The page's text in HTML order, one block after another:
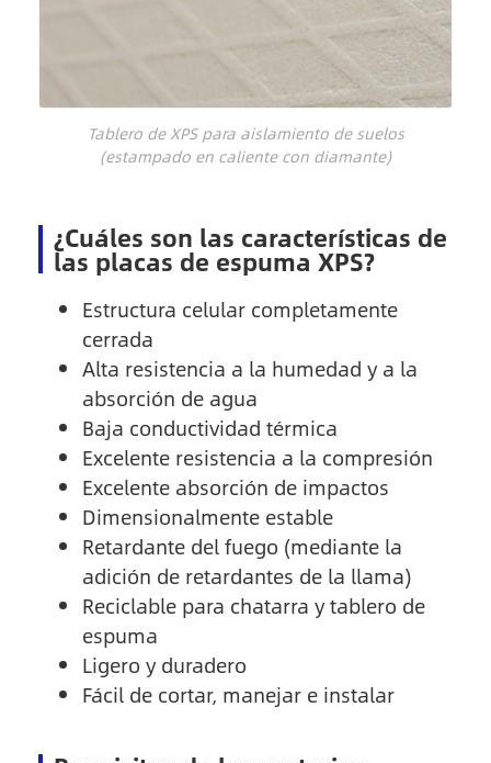
Tablero de XPS para aislamiento de suelos
(estampado en caliente con diamante)
¿Cuáles son las características de
las placas de espuma XPS?
Estructura celular completamente
cerrada
Alta resistencia a la humedad y a la
absorción de agua
Baja conductividad térmica
Excelente resistencia a la compresión
Excelente absorción de impactos
Dimensionalmente estable
Retardante del fuego (mediante la
adición de retardantes de la llama)
Reciclable para chatarra y tablero de
espuma
Ligero y duradero
Fácil de cortar, manejar e instalar